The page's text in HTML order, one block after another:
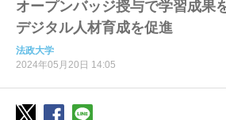
オープンバッジ授与で学習成果
デジタル人材育成を促進
法政大学
2024年05月20日 14:05